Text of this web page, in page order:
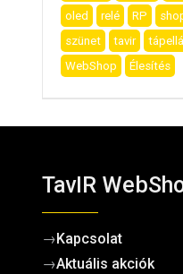
oled
relé RP
szünet
tavir
WebShop
Élesítés
TavIR
→Kapcsolat
→Aktuális akciók